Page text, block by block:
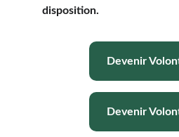
disposition.
Devenir
Devenir